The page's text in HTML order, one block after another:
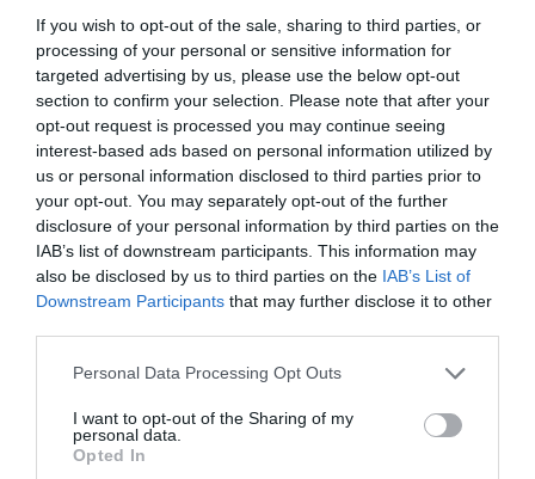
If you wish to opt-out of the sale, sharing to third parties, or
processing of your personal or sensitive information for
targeted advertising by us, please use the below opt-out
section to confirm your selection. Please note that after your
opt-out request is processed you may continue seeing
interest-based ads based on personal information utilized by
us or personal information disclosed to third parties prior to
your opt-out. You may separately opt-out of the further
disclosure of your personal information by third parties on the
IAB’s list of downstream participants. This information may
also be disclosed by us to third parties on the IAB’s List of
Downstream Participants that may further disclose it to other
Please note that this website/app uses one or more Google
not limited to your visit or usage behaviour. You may click to
grant or deny consent to Google and its third-party tags to
use your data for below specified purposes in below Google
Personal Data Processing Opt Outs
I want to opt-out of the Sharing of my
personal data.
Opted In
megtalálja. Az házias ízekről pedig
mesterszakácsaink gondoskodnak. Az
étlapot megtekintve,akár online
foglalással is jöhetnek.
Az étteremtől 500 m-re található 1
hektáron elterülő pihenőparkunk, mely
kiváló helyszínként szolgál
rendezvényeknek, esküvőknek, céges
összejöveteleknek. Előzetes egyeztetés
alapján kemencében sütött ételeket is
elkészítünk.
hírlevelünkben és program ajánlónkban
Probléma jelentése Te vagy a tulajdonos?